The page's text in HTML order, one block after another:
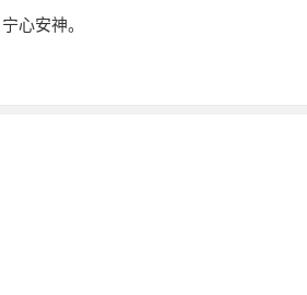
心安神。